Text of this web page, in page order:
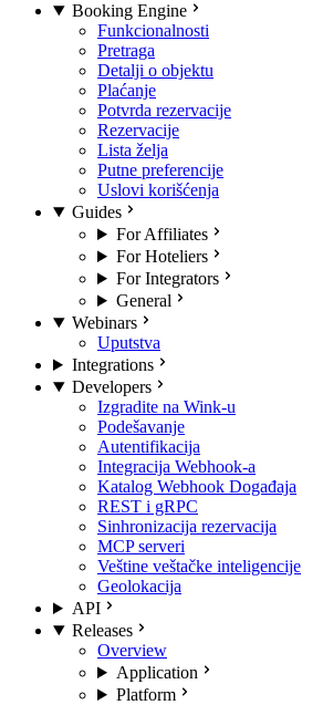
Booking Engine
Funkcionalnosti
Pretraga
Detalji o objektu
Plaćanje
Potvrda rezervacije
Rezervacije
Lista želja
Putne preferencije
Uslovi korišćenja
Guides
For Affiliates
For Hoteliers
For Integrators
General
Webinars
Uputstva
Integrations
Developers
Izgradite na Wink-u
Podešavanje
Autentifikacija
Integracija Webhook-a
Katalog Webhook Događaja
REST i gRPC
Sinhronizacija rezervacija
MCP serveri
Veštine veštačke inteligencije
Geolokacija
API
Releases
Overview
Application
Platform